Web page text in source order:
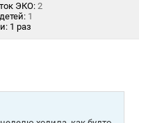
ЭКО: 2
1
1 раз